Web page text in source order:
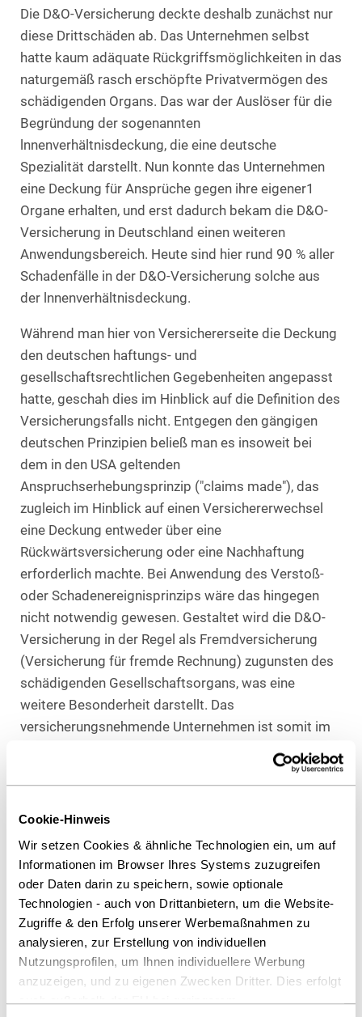
Cookie-Hinweis
Wir setzen Cookies & ähnliche Technologien ein, um auf
Informationen im Browser Ihres Systems zuzugreifen
oder Daten darin zu speichern, sowie optionale
Technologien - auch von Drittanbietern, um die Website-
Zugriffe & den Erfolg unserer Werbemaßnahmen zu
analysieren, zur Erstellung von individuellen
Nutzungsprofilen, um Ihnen individuellere Werbung
anzuzeigen, und zu eigenen Zwecken Dritter. Dies erfolgt
auch außerhalb der EU bei geringerem
Die D&O-Versicherung deckte deshalb zunächst nur
diese Drittschäden ab. Das Unternehmen selbst
hatte kaum adäquate Rückgriffsmöglichkeiten in das
naturgemäß rasch erschöpfte Privatvermögen des
schädigenden Organs. Das war der Auslöser für die
Begründung der sogenannten
lnnenverhältnisdeckung, die eine deutsche
Spezialität darstellt. Nun konnte das Unternehmen
eine Deckung für Ansprüche gegen ihre eigener1
Organe erhalten, und erst dadurch bekam die D&O-
Versicherung in Deutschland einen weiteren
Anwendungsbereich. Heute sind hier rund 90 % aller
Schadenfälle in der D&O-Versicherung solche aus
der lnnenverhältnisdeckung.
Während man hier von Versichererseite die Deckung
den deutschen haftungs- und
gesellschaftsrechtlichen Gegebenheiten angepasst
hatte, geschah dies im Hinblick auf die Definition des
Versicherungsfalls nicht. Entgegen den gängigen
deutschen Prinzipien beließ man es insoweit bei
dem in den USA geltenden
Anspruchserhebungsprinzip ("claims made"), das
zugleich im Hinblick auf einen Versichererwechsel
eine Deckung entweder über eine
Rückwärtsversicherung oder eine Nachhaftung
erforderlich machte. Bei Anwendung des Verstoß-
oder Schadenereignisprinzips wäre das hingegen
nicht notwendig gewesen. Gestaltet wird die D&O-
Versicherung in der Regel als Fremdversicherung
(Versicherung für fremde Rechnung) zugunsten des
schädigenden Gesellschaftsorgans, was eine
weitere Besonderheit darstellt. Das
versicherungsnehmende Unternehmen ist somit im
Es liegt auf der Hand, dass derartige Besonderheiten
Auslegungsschwierigkeiten mit sich brachten. Die
Literatur hat ein nur noch schwer überschaubares
Maß erreicht. Gerichtsentscheidungen -und zwar
insbesondere höchstrichterliche-sind im Vergleich
dazu (noch) selten. Hinzu kommt, dass neben den
Musterbedingungen des GDV noch schätzungsweise
30 weitere D&O-Bedingungswerke im Markt sind, die
obendrein häufig geändert und angepasst werden.
Der Markt ist zersplittert, und die rege Diskussion